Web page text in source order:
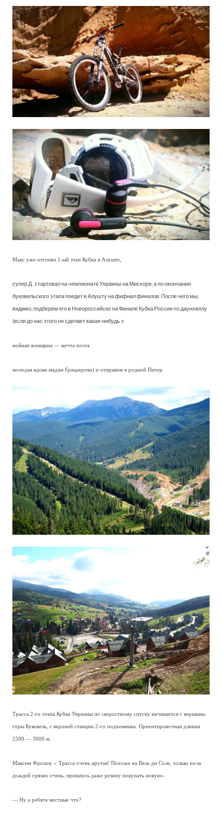
Макс уже отгонял 1-ый этап Кубка в Алуште,
супер Д , стартовал на чемпионате Украины на Мисхоре, а по окончании
буковельского этапа поедет в Алушту на фифнал финалов. После чего мы,
видимо, подберем его в Новороссийске на Финале Кубка России по даунхиллу
(если до нас этого не сделает какая-нибудь з
нойная женщина — мечта поэта
молодая вдова мадам Грицацуева) и отправим в родной Питер.
Трасса 2-го этапа Кубка Украины по скоростному спуску начинается с вершины
горы Буковель, с верхней станции 2-го подъемника. Ориентировочная длинна
2500 — 3000 м.
Максим Фролов: » Трасса очень крутая! Похоже на Валь ди Соле, только из-за
дождей грязно очень, пришлось даже резину покупать новую».
— Ну а ребята местные что?